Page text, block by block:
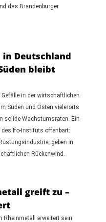
das Brandenburger
Deutschland
bleibt
in der wirtschaftlichen
Süden und Osten vielerorts
solide Wachstumsraten. Ein
Ifo-Instituts offenbart:
geben in
Rückenwind.
greift zu –
Rheinmetall erweitert sein